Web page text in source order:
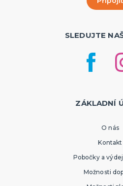
SLEDUJTE
ZÁKLADNÍ
O nás
Kontakt
Pobočky a
Možnosti